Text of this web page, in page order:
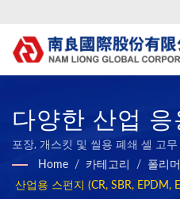
다양한 산업 응
머 폼. / Nam
리머 폼 복합재
포장, 개스킷 및 씰용 폐쇄 셀 고
머 폼 복합재 제조업체.
Home / 카테고리 / 폴리
산업용 스펀지 (CR, SBR, EPDM,